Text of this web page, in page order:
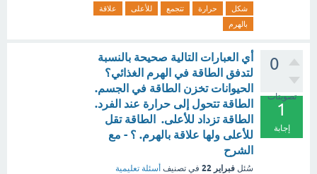
شكل
حرارة تتجمع للأعلى
علاقة
بالهرم
0
تصويتات
1
إجابة
أي العبارات التالية صحيحة بالنسبة
لتدفق الطاقة في الهرم الغذائي؟
الحيوانات تخزن الطاقة في الجسم.
الطاقة تتحول إلى حرارة عند الفرد.
الطاقة تزداد للأعلى. الطاقة تقل
للأعلى ولها علاقة بالهرم. ؟ - مع
الشرح
سُئل فبراير 22 في تصنيف أسئلة تعليمية